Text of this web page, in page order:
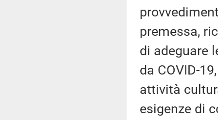
premessa,
di adeguare
da COVID-
attività
esigenze di